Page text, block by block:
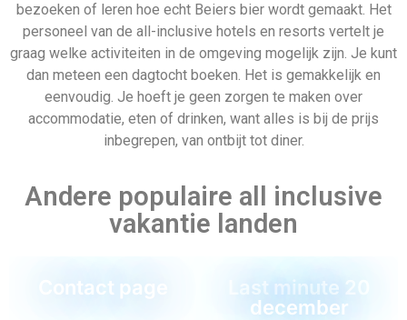
bezoeken of leren hoe echt Beiers bier wordt gemaakt. Het
personeel van de all-inclusive hotels en resorts vertelt je
graag welke activiteiten in de omgeving mogelijk zijn. Je kunt
dan meteen een dagtocht boeken. Het is gemakkelijk en
eenvoudig. Je hoeft je geen zorgen te maken over
accommodatie, eten of drinken, want alles is bij de prijs
inbegrepen, van ontbijt tot diner.
Andere populaire all inclusive
vakantie landen
Contact page
Last minute 20
december